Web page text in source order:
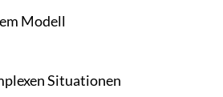
Modell
Situationen